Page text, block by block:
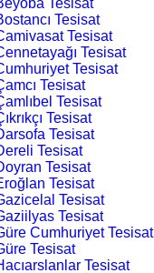
Tesisat
Tesisat
Tesisat
Tesisat
Tesisat
Tesisat
Tesisat
Tesisat
Tesisat
Tesisat
Tesisat
Tesisat
Tesisat
Tesisat
Cumhuriyet Tesisat
Tesisat
Tesisat